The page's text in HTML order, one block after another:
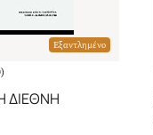
Εξαντλημένο
)
ΔΙΕΘΝΗ